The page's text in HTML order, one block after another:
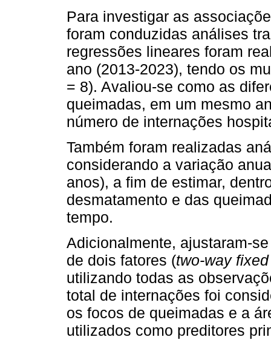
Para investigar as
foram conduzidas análises
regressões lineares foram
ano (2013-2023), tendo os
= 8). Avaliou-se como as
queimadas, em um mesmo
número de internações
Também foram realizadas
considerando a variação
anos), a fim de estimar,
desmatamento e das
tempo.
Adicionalmente, ajustaram-
de dois fatores (two-way
utilizando todas as
total de internações foi
os focos de queimadas e a
utilizados como preditores